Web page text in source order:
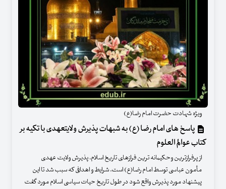
ویژه شهادت حضرت امام رضا(ع)
پاسخ های امام رضا (ع) به شبهات پذیرش ولایتعهدی با تکیه بر
کتاب عوالم العلوم
از پرفرازترین وحکیمانه ترین فرازهای تاریخ اسلام، پذیرش ولایت عهدی
مأمون عباسی توسط امام رضا(ع) است. شرایط و اهدافی که سبب شد تا این
پیشنهاد مورد پذیرش واقع شود در طول تاریخ حیات سیاسی اسلام مورد گفت